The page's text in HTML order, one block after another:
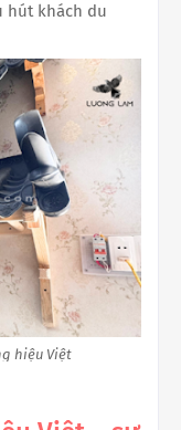
hút khách du
hiệu Việt